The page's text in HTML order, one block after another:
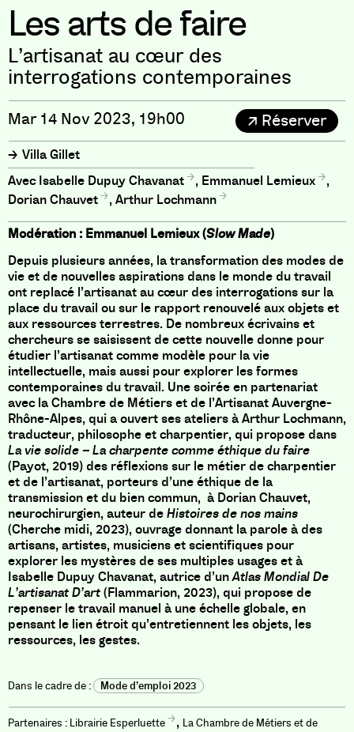
Les arts de faire
L’artisanat au cœur des
interrogations contemporaines
Mar 14 Nov 2023, 19h00 Réserver
Villa Gillet
Isabelle Dupuy Chavanat
, Emmanuel Lemieux
,
Dorian Chauvet
,Arthur Lochmann
Modération : Emmanuel Lemieux (Slow Made)
Depuis plusieurs années, la transformation des modes de
vie et de nouvelles aspirations dans le monde du travail
ont replacé l’artisanat au cœur des interrogations sur la
place du travail ou sur le rapport renouvelé aux objets et
aux ressources terrestres. De nombreux écrivains et
chercheurs se saisissent de cette nouvelle donne pour
étudier l’artisanat comme modèle pour la vie
intellectuelle, mais aussi pour explorer les formes
contemporaines du travail. Une soirée en partenariat
avec la Chambre de Métiers et de l’Artisanat Auvergne-
Rhône-Alpes, qui a ouvert ses ateliers à Arthur Lochmann,
traducteur, philosophe et charpentier, qui propose dans
La vie solide – La charpente comme éthique du faire
(Payot, 2019) des réflexions sur le métier de charpentier
et de l’artisanat, porteurs d’une éthique de la
transmission et du bien commun, à Dorian Chauvet,
neurochirurgien, auteur deHistoires de nos mains
(Cherche midi, 2023), ouvrage donnant la parole à des
artisans, artistes, musiciens et scientifiques pour
explorer les mystères de ses multiples usages et à
Isabelle Dupuy Chavanat, autrice d’unAtlas Mondial De
L’artisanat D’art(Flammarion, 2023), qui propose de
repenser le travail manuel à une échelle globale, en
pensant le lien étroit qu’entretiennent les objets, les
ressources, les gestes.
Mode d’emploi 2023
Librairie Esperluette , La Chambre de Métiers et de